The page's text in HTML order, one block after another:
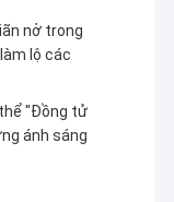
nở trong
lộ các
"Đồng tử
ánh sáng